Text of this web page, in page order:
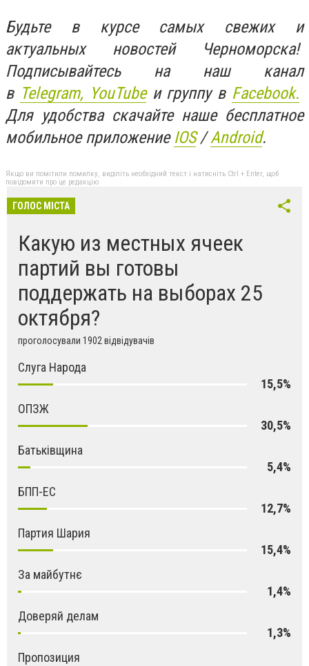
Будьте в курсе самых свежих и
актуальных новостей Черноморска!
Подписывайтесь на наш канал
в Telegram, YouTubeи группу в Facebook.
Для удобства скачайте наше бесплатное
мобильное приложение IOS/Android.
Якщо ви помітили помилку, виділіть необхідний текст і натисніть Ctrl + Enter, щоб
повідомити про це редакцію
ГОЛОС МІСТА
Какую из местных ячеек
партий вы готовы
поддержать на выборах 25
октября?
проголосували 1902 відвідувачів
Слуга Народа
15,5%
ОПЗЖ
30,5%
Батьківщина
5,4%
БПП-ЕС
12,7%
Партия Шария
15,4%
За майбутнє
1,4%
Доверяй делам
1,3%
Пропозиция